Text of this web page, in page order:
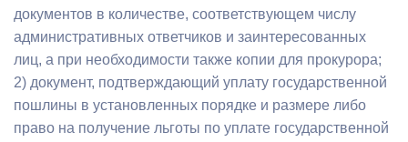
документов в количестве, соответствующем числу
административных ответчиков и заинтересованных
лиц, а при необходимости также копии для прокурора;
2) документ, подтверждающий уплату государственной
пошлины в установленных порядке и размере либо
право на получение льготы по уплате государственной